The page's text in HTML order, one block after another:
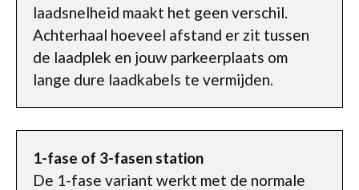
laadsnelheid maakt het geen verschil.
Achterhaal hoeveel afstand er zit tussen
de laadplek en jouw parkeerplaats om
lange dure laadkabels te vermijden.
1-fase of 3-fasen station
De 1-fase variant werkt met de normale